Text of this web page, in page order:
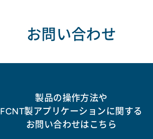
お問い合わせ
製品の操作方法や
FCNT製アプリケーションに関する
お問い合わせはこちら